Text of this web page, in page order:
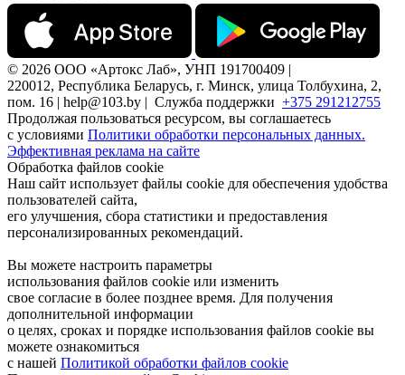
© 2026 ООО «Артокс Лаб», УНП 191700409 |
220012, Республика Беларусь, г. Минск, улица Толбухина, 2,
пом. 16 | help@103.by | Служба поддержки +375 291212755
Продолжая пользоваться ресурсом, вы соглашаетесь
с условиями Политики обработки персональных данных.
Эффективная реклама на сайте
Обработка файлов cookie
Наш сайт использует файлы cookie для обеспечения удобства
пользователей сайта,
его улучшения, сбора статистики и предоставления
персонализированных рекомендаций.
Вы можете настроить параметры
использования файлов cookie или изменить
свое согласие в более позднее время. Для получения
дополнительной информации
о целях, сроках и порядке использования файлов cookie вы
можете ознакомиться
с нашей Политикой обработки файлов cookie